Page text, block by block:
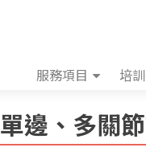
服務項目 培
單邊、多關